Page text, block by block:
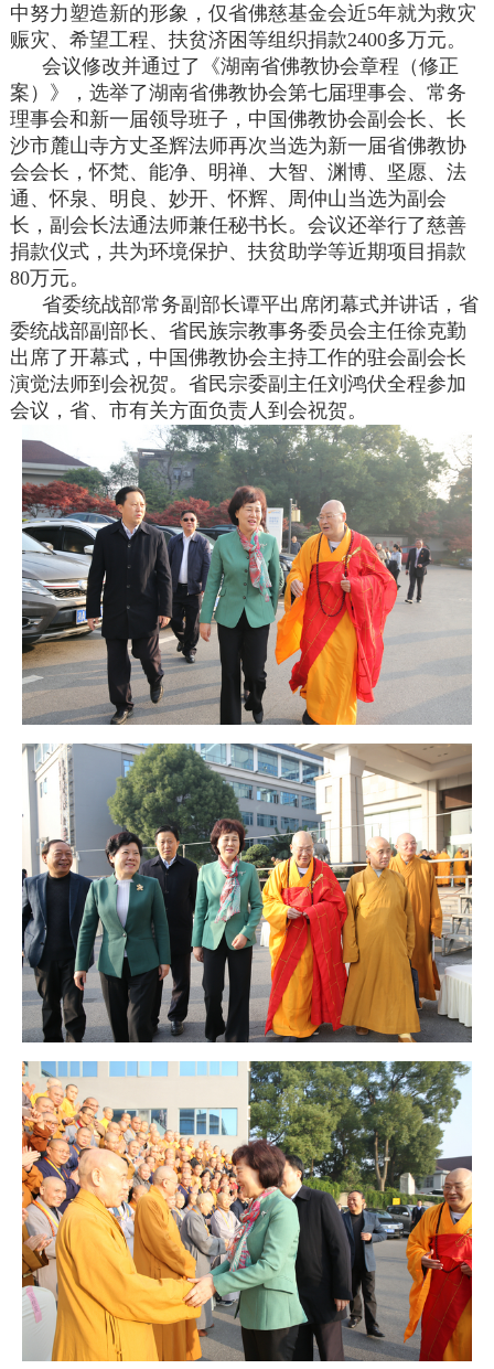
中努力塑造新的形象，仅省佛慈基金会近5年就为救灾
赈灾、希望工程、扶贫济困等组织捐款2400多万元。
会议修改并通过了《湖南省佛教协会章程（修正
案）》，选举了湖南省佛教协会第七届理事会、常务
理事会和新一届领导班子，中国佛教协会副会长、长
沙市麓山寺方丈圣辉法师再次当选为新一届省佛教协
会会长，怀梵、能净、明禅、大智、渊博、坚愿、法
通、怀泉、明良、妙开、怀辉、周仲山当选为副会
长，副会长法通法师兼任秘书长。会议还举行了慈善
捐款仪式，共为环境保护、扶贫助学等近期项目捐款
80万元。
省委统战部常务副部长谭平出席闭幕式并讲话，省
委统战部副部长、省民族宗教事务委员会主任徐克勤
出席了开幕式，中国佛教协会主持工作的驻会副会长
演觉法师到会祝贺。省民宗委副主任刘鸿伏全程参加
会议，省、市有关方面负责人到会祝贺。